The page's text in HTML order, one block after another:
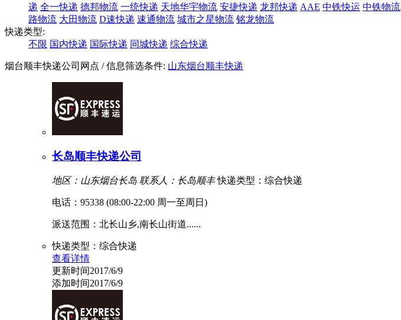
递 全一快递 德邦物流 一统快递 天地华宇物流 安捷快递 龙邦快递 AAE 中铁快运 中铁物流
路物流 大田物流 D速快递 速通物流 城市之星物流 铭龙物流
快递类型:
不限 国内快递 国际快递 同城快递 综合快递
烟台顺丰快递公司网点 / 信息筛选条件: 山东烟台顺丰快递
长岛顺丰快递公司
地区：山东烟台长岛 联系人：长岛顺丰 快递类型：综合快递
电话：95338 (08:00-22:00 周一至周日)
派送范围：北长山乡,南长山街道......
快递类型：综合快递
查看详情
更新时间2017/6/9
添加时间2017/6/9